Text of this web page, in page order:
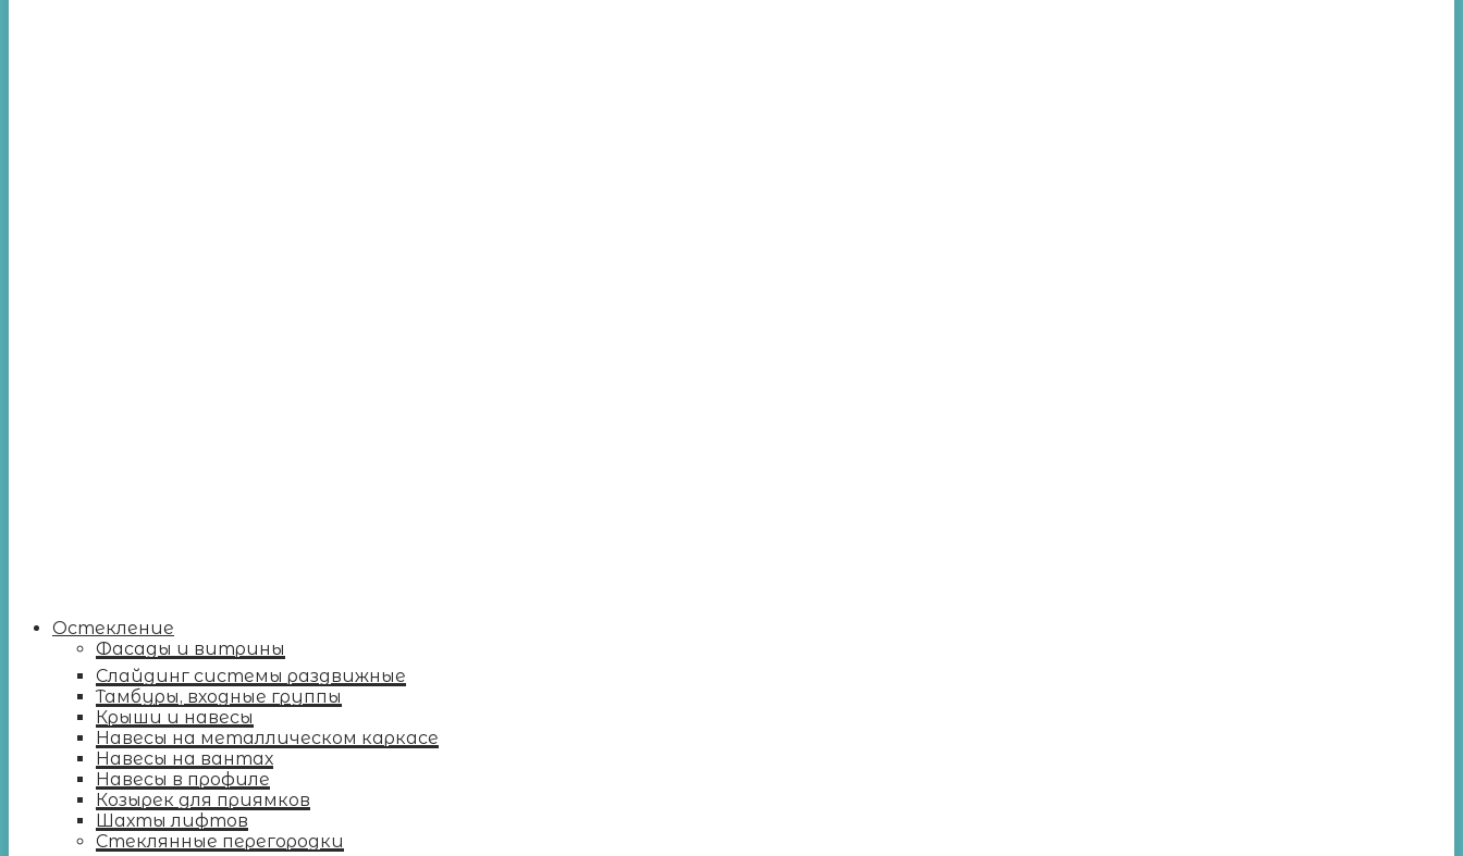
Остекление
Фасады и витрины
Слайдинг системы раздвижные
Тамбуры, входные группы
Крыши и навесы
Навесы на металлическом каркасе
Навесы на вантах
Навесы в профиле
Козырек для приямков
Шахты лифтов
Стеклянные перегородки